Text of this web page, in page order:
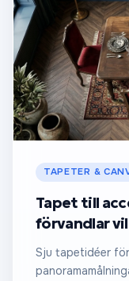
TAPETER &
Tapet till
förvandlar
Sju tapetidéer